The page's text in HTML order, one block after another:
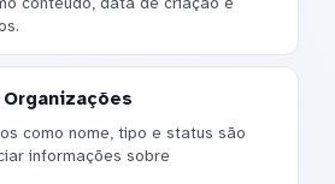
como nome, tipo e status são
informações sobre